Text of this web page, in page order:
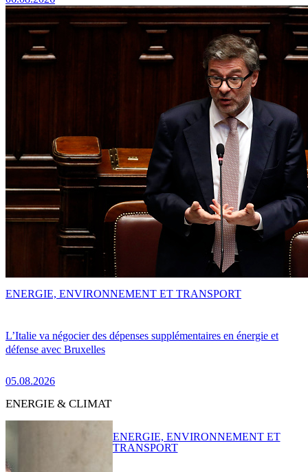
L’Italie va négocier des dépenses supplémentaires en énergie et
défense avec Bruxelles
05.08.2026
ENERGIE, ENVIRONNEMENT ET TRANSPORT
ENERGIE & CLIMAT
ENERGIE, ENVIRONNEMENT ET
TRANSPORT